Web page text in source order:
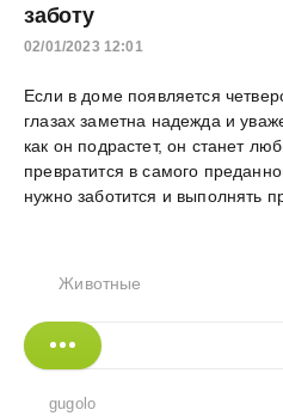
заботу
02/01/2023 12:01
Если в доме появляется
глазах заметна надежда и
как он подрастет, он станет
превратится в самого
нужно заботится и выполнять
Животные
gugolo